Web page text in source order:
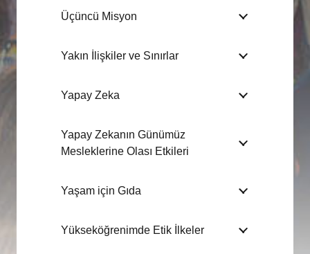
Üçüncü Misyon
Yakın İlişkiler ve Sınırlar
Yapay Zeka
Yapay Zekanın Günümüz
Mesleklerine Olası Etkileri
Yaşam için Gıda
Yükseköğrenimde Etik İlkeler